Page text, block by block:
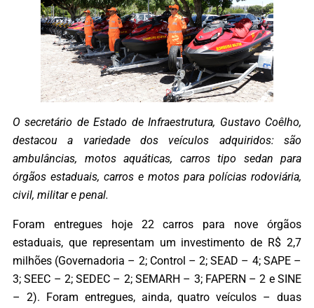
O secretário de Estado de Infraestrutura, Gustavo Coêlho,
destacou a variedade dos veículos adquiridos: são
ambulâncias, motos aquáticas, carros tipo sedan para
órgãos estaduais, carros e motos para polícias rodoviária,
civil, militar e penal.
Foram entregues hoje 22 carros para nove órgãos
estaduais, que representam um investimento de R$ 2,7
milhões (Governadoria – 2; Control – 2; SEAD – 4; SAPE –
3; SEEC – 2; SEDEC – 2; SEMARH – 3; FAPERN – 2 e SINE
– 2). Foram entregues, ainda, quatro veículos – duas